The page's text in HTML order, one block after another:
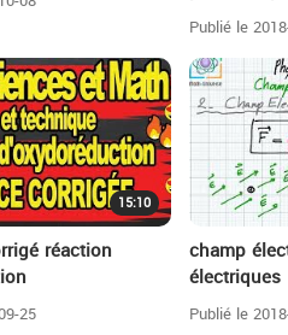
Publié le
15:10
réaction
25
champ
électriques
Publié le